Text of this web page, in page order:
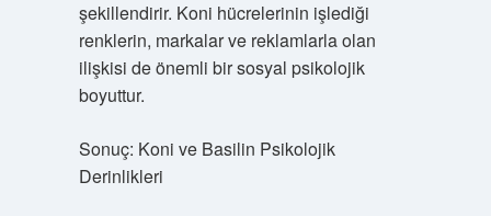
şekillendirir. Koni hücrelerinin işlediği
renklerin, markalar ve reklamlarla olan
ilişkisi de önemli bir sosyal psikolojik
boyuttur.
Sonuç: Koni ve Basilin Psikolojik
Derinlikleri